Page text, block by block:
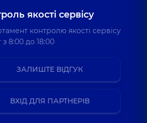
якості сервісу
контролю якості сервісу
8:00 до 18:00
ЗАЛИШТЕ ВІДГУК
ВХІД ДЛЯ ПАРТНЕРІВ